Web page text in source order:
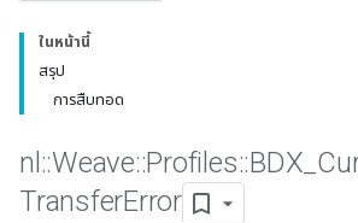
ในหน้านี้
สรุป
การสืบทอด
nl ::Weave::Profiles::BDX
TransferError